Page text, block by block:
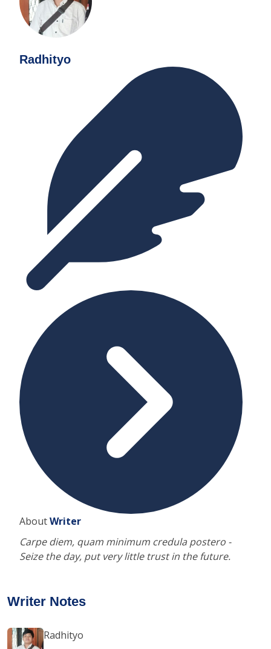
Radhityo
AboutWriter
Carpe diem, quam minimum credula postero -
Seize the day, put very little trust in the future.
Writer Notes
Radhityo